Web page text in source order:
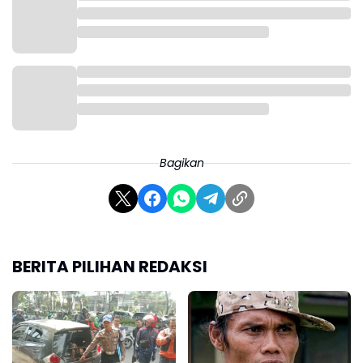
mengimbau masyarakat dan pemerintah daerah
untuk terus meningkatkan kesiapsiagaan terhadap
potensi bencana hidrometeorologi basah.
Apabila terjadi hujan dengan intensitas tinggi dan
durasi lama, warga diimbau melakukan evakuasi
mandiri dan memahami jalur evakuasi yang aman.
Masyarakat yang tinggal di bantaran sungai juga
diminta rutin memantau ketinggian muka air serta
memperbarui informasi cuaca dari lembaga resmi
Bagikan
BERITA PILIHAN REDAKSI